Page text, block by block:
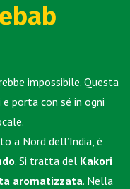
impossibile. Questa
porta con sé in ogni
a Nord dell’India, è
. Si tratta del Kakori
aromatizzata. Nella